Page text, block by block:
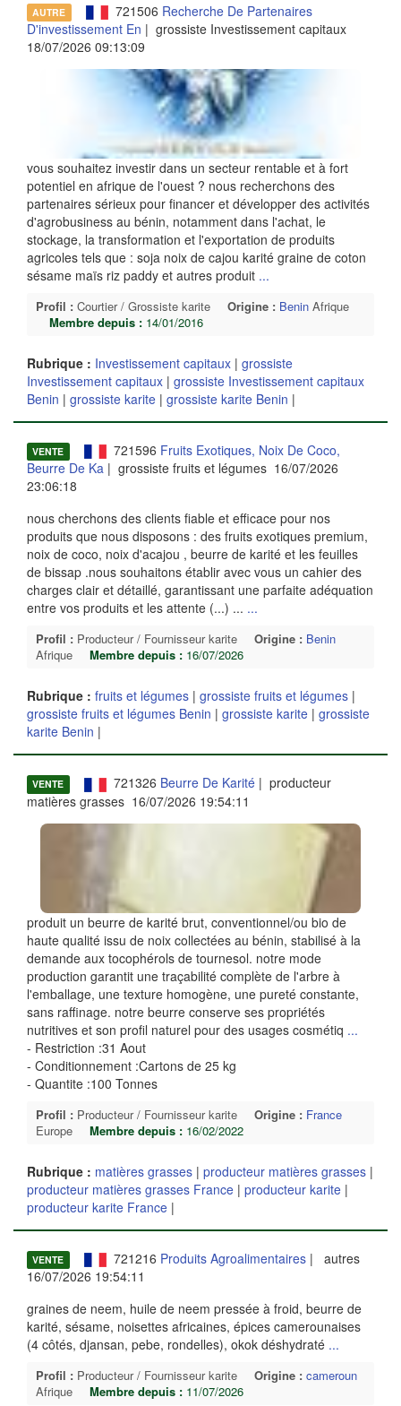
AUTRE 721506 Recherche De Partenaires
D'investissement En | grossiste Investissement capitaux
18/07/2026 09:13:09
vous souhaitez investir dans un secteur rentable et à fort
potentiel en afrique de l'ouest ? nous recherchons des
partenaires sérieux pour financer et développer des activités
d'agrobusiness au bénin, notamment dans l'achat, le
stockage, la transformation et l'exportation de produits
agricoles tels que : soja noix de cajou karité graine de coton
sésame maïs riz paddy et autres produit ...
Profil : Courtier / Grossiste karite Origine : Benin Afrique
Membre depuis : 14/01/2016
Rubrique : Investissement capitaux | grossiste
Investissement capitaux | grossiste Investissement capitaux
Benin | grossiste karite | grossiste karite Benin |
VENTE 721596 Fruits Exotiques, Noix De Coco,
Beurre De Ka | grossiste fruits et légumes 16/07/2026
23:06:18
nous cherchons des clients fiable et efficace pour nos
produits que nous disposons : des fruits exotiques premium,
noix de coco, noix d'acajou , beurre de karité et les feuilles
de bissap .nous souhaitons établir avec vous un cahier des
charges clair et détaillé, garantissant une parfaite adéquation
entre vos produits et les attente (...) ... ...
Profil : Producteur / Fournisseur karite Origine : Benin
Afrique
Membre depuis : 16/07/2026
Rubrique : fruits et légumes | grossiste fruits et légumes |
grossiste fruits et légumes Benin | grossiste karite | grossiste
karite Benin |
VENTE 721326 Beurre De Karité| producteur
matières grasses 16/07/2026 19:54:11
produit un beurre de karité brut, conventionnel/ou bio de
haute qualité issu de noix collectées au bénin, stabilisé à la
demande aux tocophérols de tournesol. notre mode
production garantit une traçabilité complète de l'arbre à
l'emballage, une texture homogène, une pureté constante,
sans raffinage. notre beurre conserve ses propriétés
nutritives et son profil naturel pour des usages cosmétiq ...
- Restriction :31 Aout
- Conditionnement :Cartons de 25 kg
- Quantite :100 Tonnes
Profil : Producteur / Fournisseur karite Origine : France
Europe
Membre depuis : 16/02/2022
Rubrique : matières grasses | producteur matières grasses |
producteur matières grasses France | producteur karite |
producteur karite France |
VENTE 721216 Produits Agroalimentaires| autres
16/07/2026 19:54:11
graines de neem, huile de neem pressée à froid, beurre de
karité, sésame, noisettes africaines, épices camerounaises
(4 côtés, djansan, pebe, rondelles), okok déshydraté ...
Profil : Producteur / Fournisseur karite Origine : cameroun
Afrique
Membre depuis : 11/07/2026